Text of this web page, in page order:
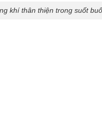
khí thân thiện trong suốt